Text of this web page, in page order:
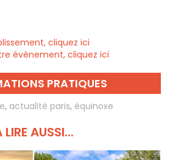
cliquez ici
évènement, cliquez ici
PRATIQUES
, actualité paris, équinoxe
LIRE AUSSI...